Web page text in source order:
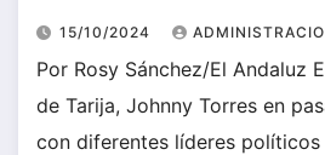
15/10/2024
Por Rosy Sánchez/El Andaluz
de Tarija, Johnny Torres en
con diferentes líderes